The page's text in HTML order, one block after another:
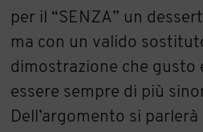
per il “SENZA” un
ma con un valido
dimostrazione che gusto
essere sempre di più
Dell’argomento si